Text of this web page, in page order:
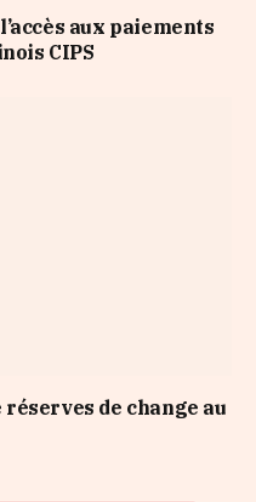
aux paiements
CIPS
de change au